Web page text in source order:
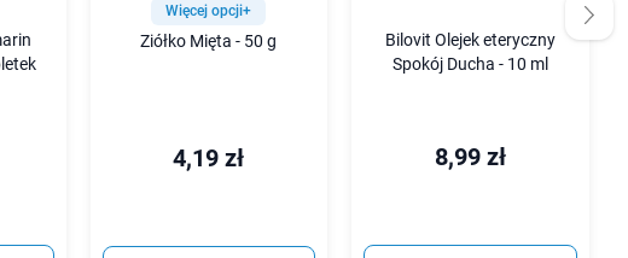
Więcej opcji+
Ziółko Mięta - 50 g
4,19 zł
Bilovit Olejek eteryczny
Spokój Ducha - 10 ml
8,99 zł